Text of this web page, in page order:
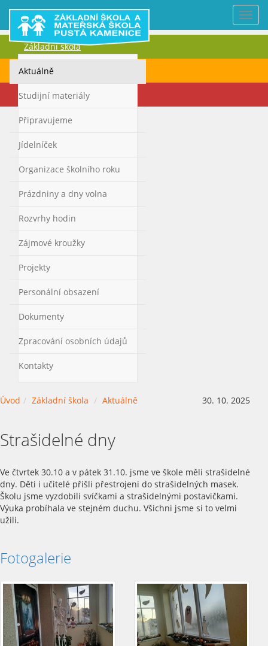
Základní škola
Mateřská škola
Kontakty
Aktuálně
Studijní materiály
Připravujeme
Jídelníček
Organizace školního roku
Prázdniny a dny volna
Rozvrhy hodin
Zájmové kroužky
Projekty
Personální obsazení
Dokumenty
Zpracování osobních údajů
Kontakty
Úvod Základní škola Aktuálně 30. 10. 2025
Strašidelné dny
Ve čtvrtek 30.10 a v pátek 31.10. jsme ve škole měli strašidelné
dny. Děti i učitelé přišli přestrojeni do strašidelných masek.
Školu jsme vyzdobili svíčkami a strašidelnými postavičkami.
Výuka probíhala ve stejném duchu. Všichni jsme si to velmi
užili.
Fotogalerie